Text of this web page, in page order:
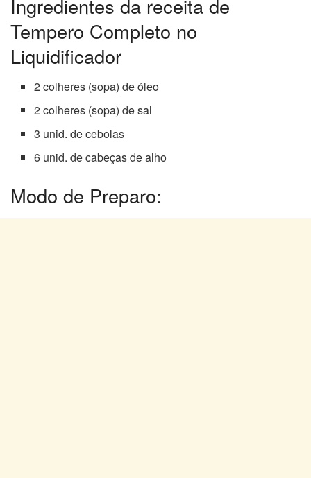
Ingredientes da receita de
Tempero Completo no
Liquidificador
2 colheres (sopa) de óleo
2 colheres (sopa) de sal
3 unid. de cebolas
6 unid. de cabeças de alho
Modo de Preparo: